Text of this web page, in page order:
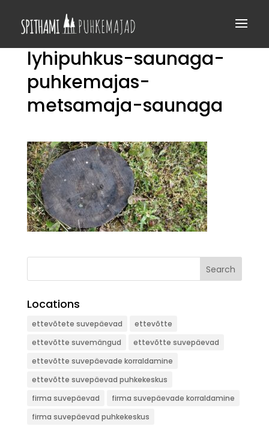
lyhipuhkus-saunaga-
puhkemajas-
metsamaja-saunaga
Search
Locations
ettevõtete suvepäevad
ettevõtte
ettevõtte suvemängud
ettevõtte suvepäevad
ettevõtte suvepäevade korraldamine
ettevõtte suvepäevad puhkekeskus
firma suvepäevad
firma suvepäevade korraldamine
firma suvepäevad puhkekeskus